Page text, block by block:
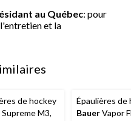
au Québec: pour
et la
de hockey
Supreme M3,
Épaulières de
BauerVapor